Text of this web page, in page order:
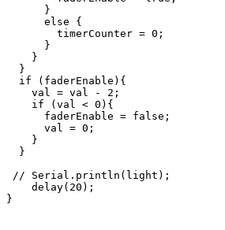
      }
      else {
        timerCounter = 0;
      }
    }
  }
  if (faderEnable){
    val = val - 2;
    if (val < 0){
      faderEnable = false;
      val = 0;
    }
  }
// Serial.println(light);
    delay(20);